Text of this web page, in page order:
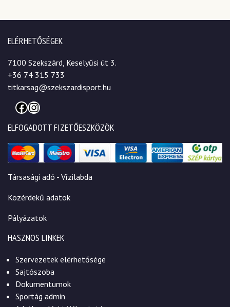
ELÉRHETŐSÉGEK
7100 Szekszárd, Keselyűsi út 3.
+36 74 315 733
titkarsag@szekszardisport.hu
Facebook
Instagram
ELFOGADOTT FIZETŐESZKÖZÖK
Társasági adó - Vízilabda
Közérdekű adatok
Pályázatok
HASZNOS LINKEK
Szervezetek elérhetősége
Sajtószoba
Dokumentumok
Sportág admin